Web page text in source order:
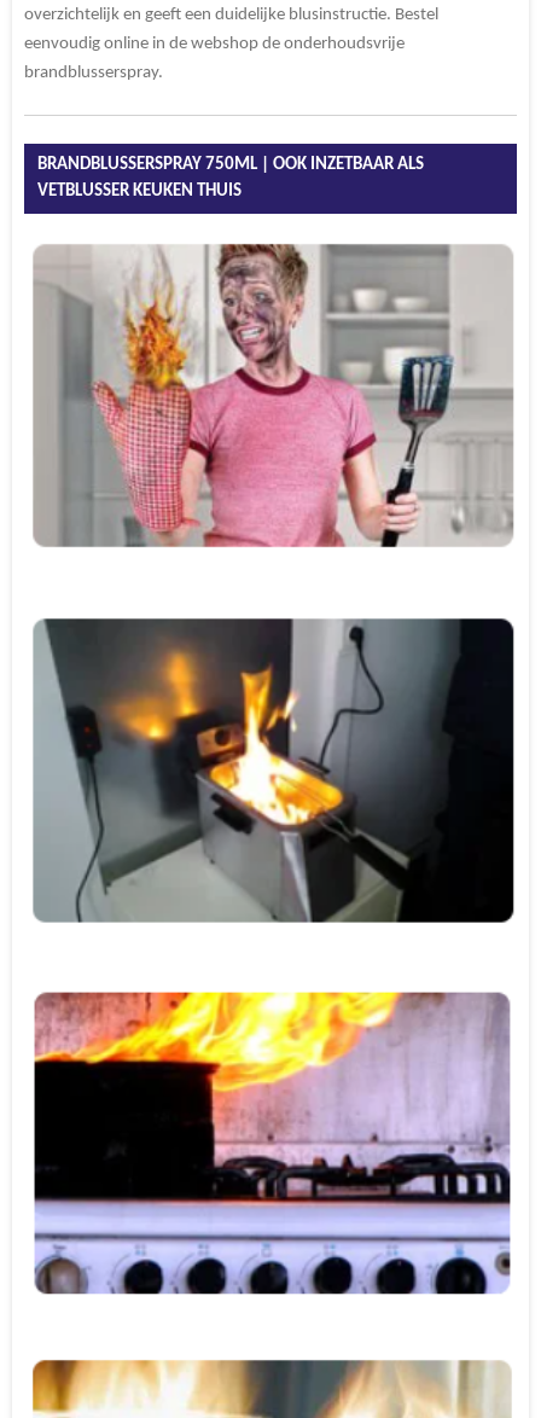
overzichtelijk en geeft een duidelijke blusinstructie. Bestel
eenvoudig online in de webshop de onderhoudsvrije
brandblusserspray.
BRANDBLUSSERSPRAY 750ML | OOK INZETBAAR ALS
VETBLUSSER KEUKEN THUIS